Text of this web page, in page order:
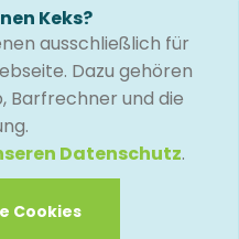
Keks?
ausschließlich für
Dazu gehören
Barfrechner und die
Datenschutz.
Cookies